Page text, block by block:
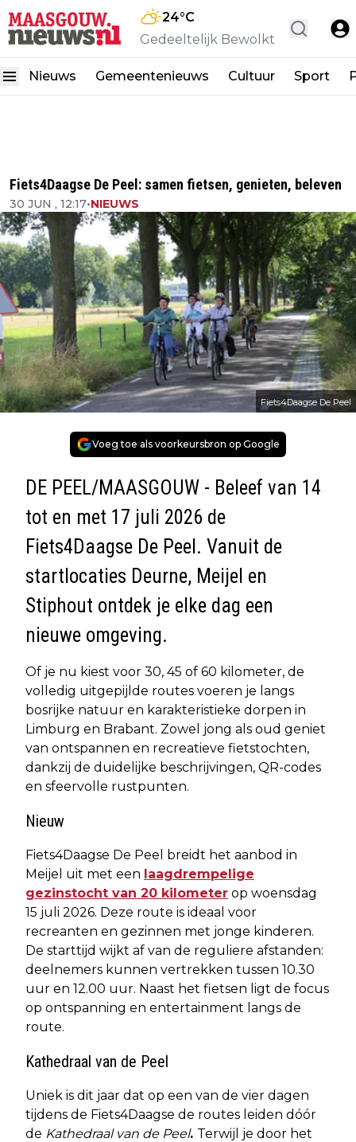
24°C
Gedeeltelijk Bewolkt
Nieuws Gemeentenieuws Cultuur Sport
Fiets4Daagse De Peel: samen fietsen, genieten, beleven
30 JUN , 12:17•NIEUWS
Fiets4Daagse De Peel
Voeg toe als voorkeursbron op Google
DE PEEL/MAASGOUW - Beleef van 14
tot en met 17 juli 2026 de
Fiets4Daagse De Peel. Vanuit de
startlocaties Deurne, Meijel en
Stiphout ontdek je elke dag een
nieuwe omgeving.
Of je nu kiest voor 30, 45 of 60 kilometer, de
volledig uitgepijlde routes voeren je langs
bosrijke natuur en karakteristieke dorpen in
Limburg en Brabant. Zowel jong als oud geniet
van ontspannen en recreatieve fietstochten,
dankzij de duidelijke beschrijvingen, QR-codes
en sfeervolle rustpunten.
Nieuw
Fiets4Daagse De Peel breidt het aanbod in
Meijel uit met een laagdrempelige
gezinstocht van 20 kilometer op woensdag
15 juli 2026. Deze route is ideaal voor
recreanten en gezinnen met jonge kinderen.
De starttijd wijkt af van de reguliere afstanden:
deelnemers kunnen vertrekken tussen 10.30
uur en 12.00 uur. Naast het fietsen ligt de focus
op ontspanning en entertainment langs de
route.
Kathedraal van de Peel
Uniek is dit jaar dat op een van de vier dagen
tijdens de Fiets4Daagse de routes leiden dóór
de Kathedraal van de Peel. Terwijl je door het